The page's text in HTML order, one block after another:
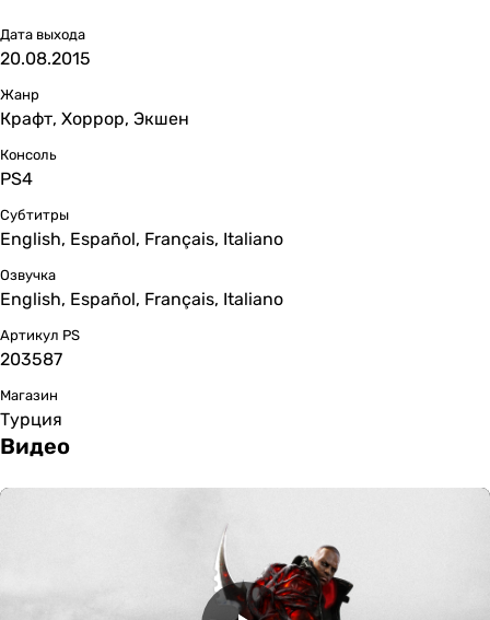
Дата выхода
20.08.2015
Жанр
Крафт, Хоррор, Экшен
Консоль
PS4
Субтитры
English, Español, Français, Italiano
Озвучка
English, Español, Français, Italiano
Артикул PS
203587
Магазин
Турция
Видео